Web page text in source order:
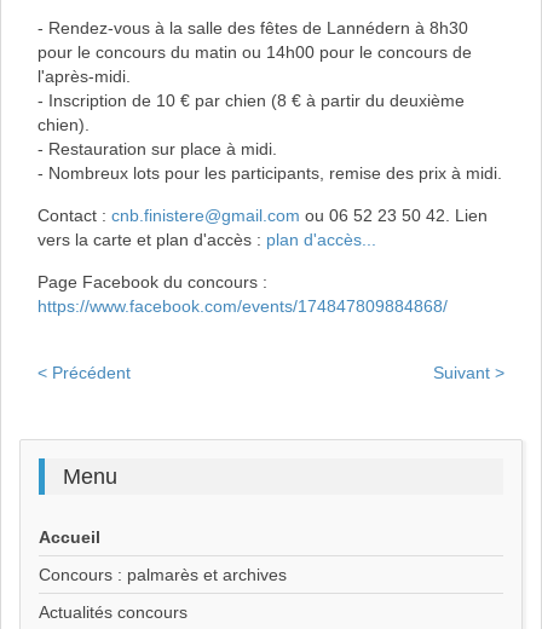
- Rendez-vous à la salle des fêtes de Lannédern à 8h30
pour le concours du matin ou 14h00 pour le concours de
l'après-midi.
- Inscription de 10 € par chien (8 € à partir du deuxième
chien).
- Restauration sur place à midi.
- Nombreux lots pour les participants, remise des prix à midi.
Contact : cnb.finistere@gmail.com ou 06 52 23 50 42. Lien
vers la carte et plan d'accès : plan d'accès...
Page Facebook du concours :
https://www.facebook.com/events/174847809884868/
< Précédent Suivant >
Menu
Accueil
Concours : palmarès et archives
Actualités concours